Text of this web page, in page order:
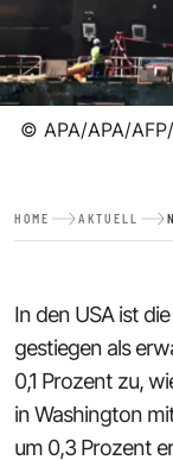
© APA/APA/
HOME AKTUELL
In den USA ist
gestiegen als
0,1 Prozent zu,
in Washington
um 0,3 Prozent